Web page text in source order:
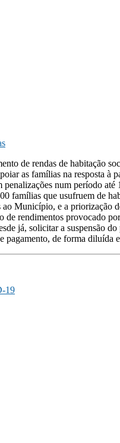
de rendas de habitação
as famílias na resposta
num período até
famílias que usufruem de
Município, e a priorização
rendimentos provocado
já, solicitar a suspensão
de forma diluída
19